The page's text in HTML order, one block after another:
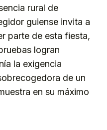
rural de
guiense invita a
parte de esta fiesta,
logran
la exigencia
de un
en su máximo